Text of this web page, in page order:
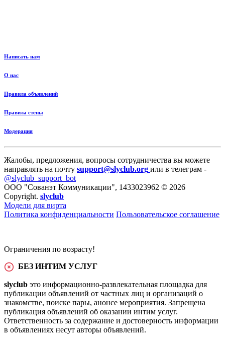
Написать нам
О нас
Правила объявлений
Правила стены
Модерация
Жалобы, предложения, вопросы сотрудничества вы можете
направлять на почту support@slyclub.org или в телеграм -
@slyclub_support_bot
ООО "Сованэт Коммуникации", 1433023962 © 2026
Copyright. slyclub
Модели для вирта
Политика конфиденциальности Пользовательское соглашение
Ограничения по возрасту!
БЕЗ ИНТИМ УСЛУГ
slyclub это информационно-развлекательная площадка для
публикации объявлений от частных лиц и организаций о
знакомстве, поиске пары, анонсе мероприятия. Запрещена
публикация объявлений об оказании интим услуг.
Ответственность за содержание и достоверность информации
в объявлениях несут авторы объявлений.